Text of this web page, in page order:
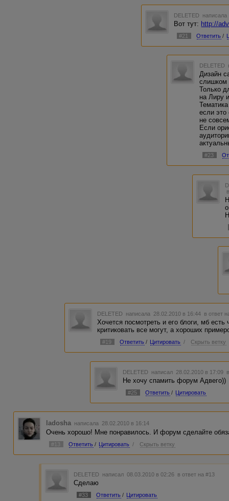
DELETED
Вот тут: http://
#21 Ответить /
DELETED
Дизайн
слишком
Только
на Лиру
если
не
Если
#23
DELETED написала 28.02.2010 в 16:44 в ответ
Хочется посмотреть и его блоги, мб
критиковать все могут, а хороших
#19 Ответить / Цитировать / Скрыть ветку
DELETED написал 28.02.2010 в 17:09
Не хочу спамить форум Адвего))
#25 Ответить / Цитировать
ladosha написала 28.02.2010 в 16:14
Очень хорошо! Мне понравилось. И форум сделайте
#13 Ответить / Цитировать / Скрыть ветку
DELETED написал 08.03.2010 в 02:26 в ответ на #13
Сделаю
#33 Ответить / Цитировать